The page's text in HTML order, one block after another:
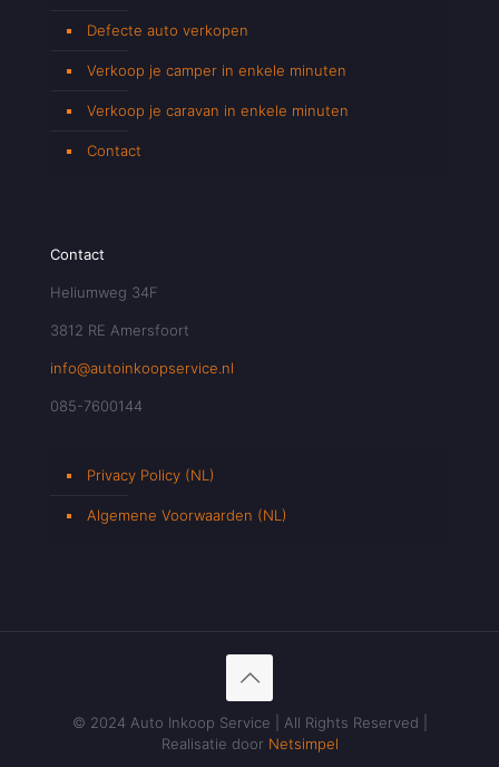
Defecte auto verkopen
Verkoop je camper in enkele minuten
Verkoop je caravan in enkele minuten
Contact
Contact
Heliumweg 34F
3812 RE Amersfoort
info@autoinkoopservice.nl
085-7600144
Privacy Policy (NL)
Algemene Voorwaarden (NL)
© 2024 Auto Inkoop Service | All Rights Reserved |
Realisatie door Netsimpel